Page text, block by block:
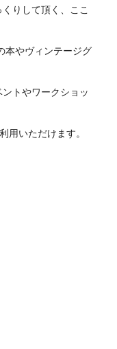
りして頂く、ここ
本やヴィンテージグ
トやワークショッ
用いただけます。